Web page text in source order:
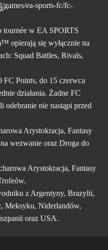
ea-sports-fc/fc-
w EA SPORTS
opierają się wyłącznie na
Squad Battles, Rivals,
FC Points, do 15 czerwca
działania. Żadne FC
odebranie nie nastąpi przed
Arystokracja, Fantasy
wezwanie oraz Droga do
Arystokracja, Fantasy
z Argentyny, Brazylii,
Meksyku, Niderlandów,
oraz USA.